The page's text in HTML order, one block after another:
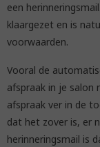
een
klaargezet en is
voorwaarden.
Vooral de
afspraak in je salon
afspraak ver in de
dat het zover is, er
herinneringsmail is